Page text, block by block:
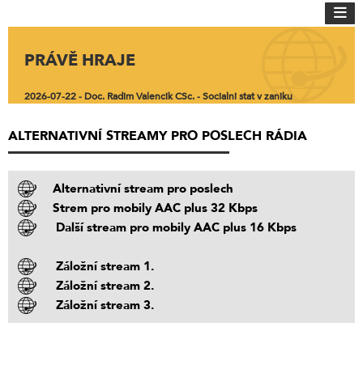
PRÁVĚ HRAJE
2026-07-22 - Doc. Radim Valencik CSc. - Socialni stat v zaniku
ALTERNATIVNÍ STREAMY PRO POSLECH RÁDIA
Alternativní stream pro poslech
Strem pro mobily AAC plus 32 Kbps
Další stream pro mobily AAC plus 16 Kbps
Záložní stream 1.
Záložní stream 2.
Záložní stream 3.